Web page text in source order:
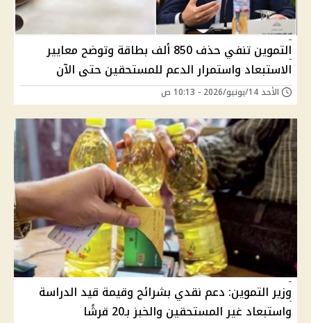
التموين تنفي حذف 850 ألف بطاقة وتوضح معايير
الاستبعاد واستمرار الدعم للمستحقين حتى الآن
الأحد 14/يونيو/2026 - 10:13 ص
وزير التموين: دعم نقدي بشرائح وقيمة قيد الدراسة
واستبعاد غير المستحقين والخبز بـ20 قرشًا